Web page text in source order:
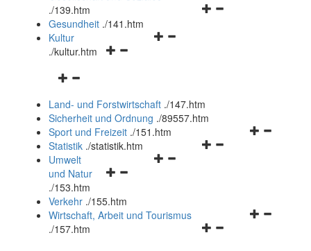
Navigationsmenü
./139.htm
Navigationsmenü
Gesundheit ./141.htm
Navigationsmenü
Kultur
./kultur.htm
Navigationsmenü
und
schließen
Land- und Forstwirtschaft ./147.htm
Sicherheit und Ordnung ./89557.htm
Navigationsmenü
Sport und Freizeit ./151.htm
Navigationsmenü
Statistik ./statistik.htm
Navigationsmenü
und
schließen
Umwelt
und Natur
./153.htm
Verkehr ./155.htm
Navigationsmenü
Wirtschaft, Arbeit und Tourismus
./157.htm